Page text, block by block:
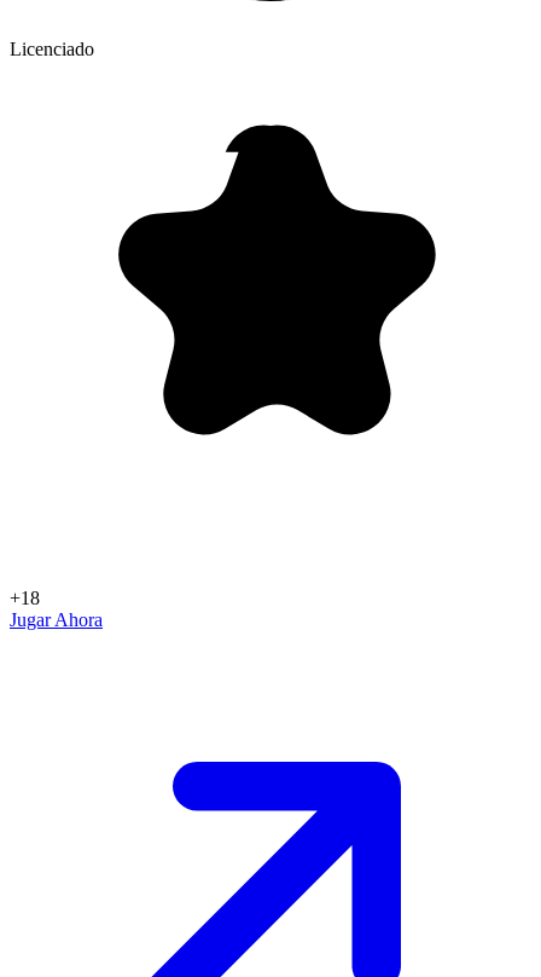
Licenciado
+18
Jugar Ahora